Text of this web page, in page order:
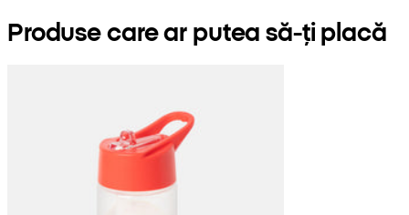
Produse care ar putea să-ți placă